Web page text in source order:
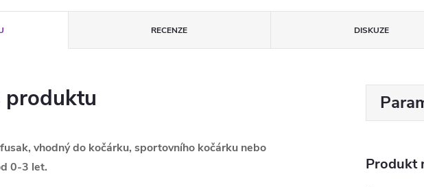
RECENZE DISKUZE
produktu
vhodný do kočárku, sportovního kočárku nebo
0-3 let.
Produkt